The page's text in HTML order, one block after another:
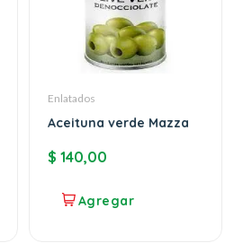
Enlatados
Aceituna verde Mazza
$ 140,00